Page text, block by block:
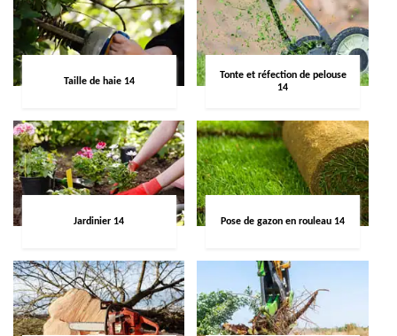
Taille de haie 14
Tonte et réfection de pelouse
14
Jardinier 14 Pose de gazon en rouleau 14